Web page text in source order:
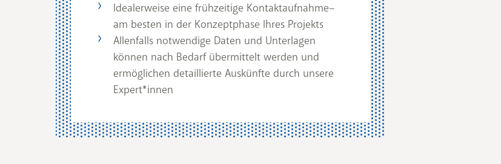
Idealerweise eine frühzeitige Kontaktaufnahme–
am besten in der Konzeptphase Ihres Projekts
Allenfalls notwendige Daten und Unterlagen
können nach Bedarf übermittelt werden und
ermöglichen detaillierte Auskünfte durch unsere
Expert*innen